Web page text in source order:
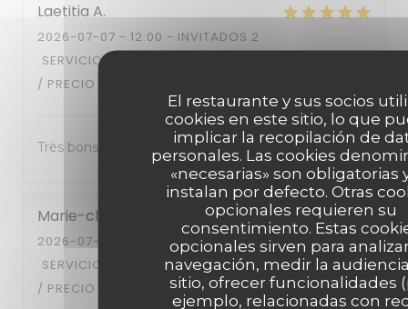
El restaurante y sus socios
cookies en este sitio, lo que
implicar la recopilación de
personales. Las cookies
«necesarias» son obligatorias
instalan por defecto. Otras
opcionales requieren su
consentimiento. Estas
opcionales sirven para
navegación, medir la
sitio, ofrecer funcionalidades
ejemplo, relacionadas con
Laetitia A
2026-07-07 - 12:00 - INVITADOS 2
SERVICIO:
/ PRECIO
Très bons plats
Marie-claire
2026-07-08
- 12:00 - INVITADOS 2
SERVICIO
AMBIENTE: 4/5 MENÚ: 5/5 CALIDAD
/ PRECIO